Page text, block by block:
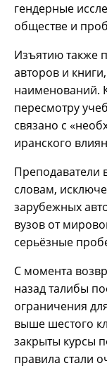
гендерные
обществе и
Изъятию также
авторов и
наименований.
пересмотру
связано с
иранского
Преподаватели
словам,
зарубежных
вузов от
серьёзные
С момента
назад талибы
ограничения
выше шестого
закрыты курсы
правила стали